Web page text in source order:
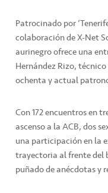
Patrocinado por
colaboración de X-Net
aurinegro ofrece una
Hernández Rizo,
ochenta y actual
Con 172 encuentros en
ascenso a la ACB, dos
una participación en la
trayectoria al frente del
puñado de anécdotas y